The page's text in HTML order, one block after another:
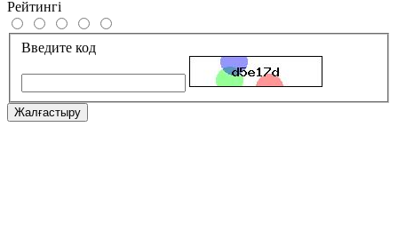
Рейтингі
Введите код
Жалғастыру